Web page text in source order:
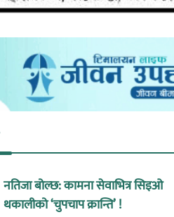
नतिजा बोल्छ: कामना सेवाभित्र सिइओ
थकालीको ‘चुपचाप क्रान्ति’ !